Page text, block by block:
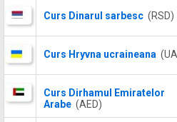
Curs Dinarul sarbesc (RSD)
Curs Hryvna ucraineana
Curs Dirhamul Emiratelor
Arabe (AED)